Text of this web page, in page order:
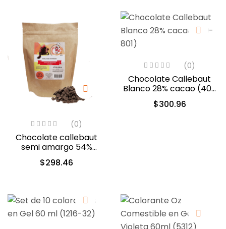
(0)
Chocolate callebaut
semi amargo 54%
cacao (40-803)
$298.46
(0)
Chocolate Callebaut
Blanco 28% cacao (40-
$300.96